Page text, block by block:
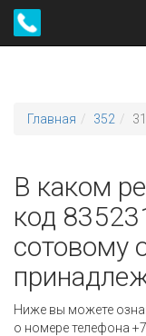
Главная 352
В каком
код
сотовому
Ниже вы можете
о номере телефона